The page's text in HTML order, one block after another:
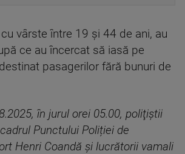
vârste între 19 și 44 de ani, au
ce au încercat să iasă pe
pasagerilor fără bunuri de
în jurul orei 05.00, poliţiştii
Punctului Poliției de
Henri Coandă şi lucrătorii vamali